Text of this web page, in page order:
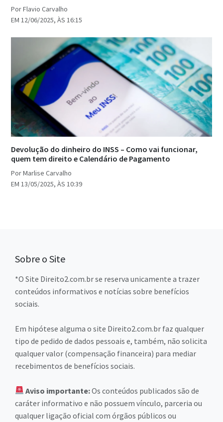
Por Flavio Carvalho
EM 12/06/2025, ÀS 16:15
Devolução do dinheiro do INSS – Como vai funcionar,
quem tem direito e Calendário de Pagamento
Por Marlise Carvalho
EM 13/05/2025, ÀS 10:39
Sobre o Site
*O Site Direito2.com.br se reserva unicamente a trazer
conteúdos informativos e notícias sobre benefícios
sociais.
Em hipótese alguma o site Direito2.com.br faz qualquer
tipo de pedido de dados pessoais e, também, não solicita
qualquer valor (compensação financeira) para mediar
recebimentos de benefícios sociais.
Aviso importante:Os conteúdos publicados são de
caráter informativo e não possuem vínculo, parceria ou
qualquer ligação oficial com órgãos públicos ou